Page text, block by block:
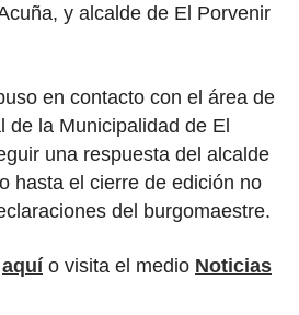
y alcalde de El Porvenir
en contacto con el área de
de la Municipalidad de El
una respuesta del alcalde
hasta el cierre de edición no
del burgomaestre.
aquí o visita el medio Noticias